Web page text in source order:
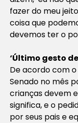
fazer do meu
coisa que
devemos ter o
‘Último gesto
De acordo com
Senado no mês
crianças devem
significa, e o
por seus pais e